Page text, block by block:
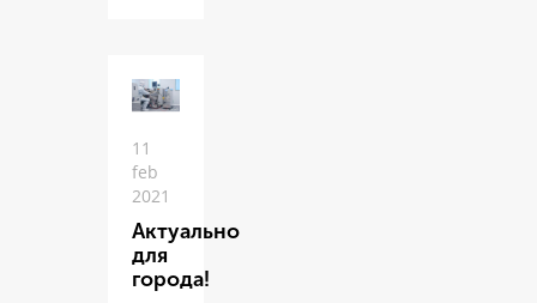
11
feb
2021
Актуально
для
города!